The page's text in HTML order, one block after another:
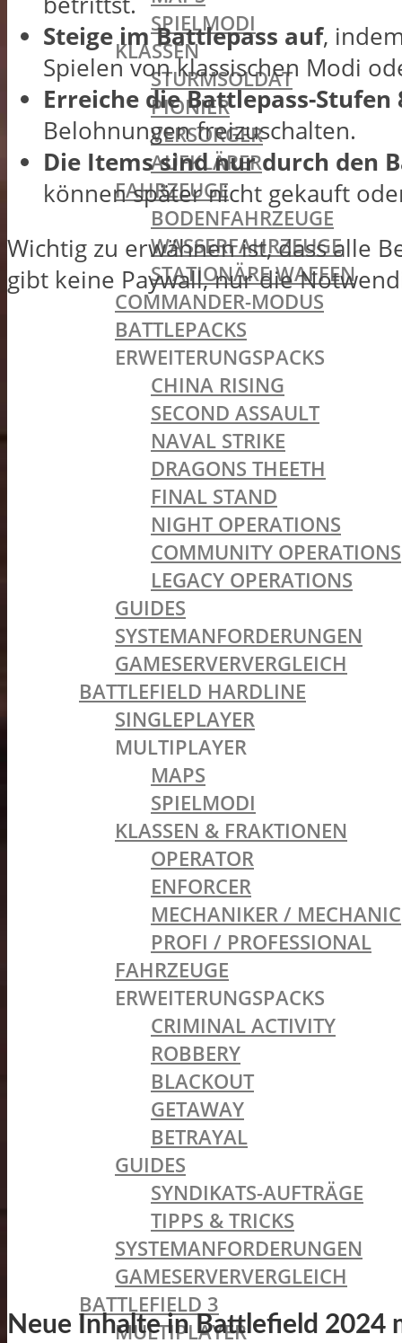
SPIELMODI
KLASSEN
STURMSOLDAT
PIONIER
VERSORGER
AUFKLÄRER
FAHRZEUGE
BODENFAHRZEUGE
WASSERFAHRZEUGE
STATIONÄRE WAFFEN
COMMANDER-MODUS
BATTLEPACKS
ERWEITERUNGSPACKS
CHINA RISING
SECOND ASSAULT
NAVAL STRIKE
DRAGONS THEETH
FINAL STAND
NIGHT OPERATIONS
COMMUNITY OPERATIONS
LEGACY OPERATIONS
GUIDES
SYSTEMANFORDERUNGEN
GAMESERVERVERGLEICH
BATTLEFIELD HARDLINE
SINGLEPLAYER
MULTIPLAYER
MAPS
SPIELMODI
KLASSEN & FRAKTIONEN
OPERATOR
ENFORCER
MECHANIKER / MECHANIC
PROFI / PROFESSIONAL
FAHRZEUGE
ERWEITERUNGSPACKS
CRIMINAL ACTIVITY
ROBBERY
BLACKOUT
GETAWAY
BETRAYAL
GUIDES
SYNDIKATS-AUFTRÄGE
TIPPS & TRICKS
SYSTEMANFORDERUNGEN
GAMESERVERVERGLEICH
BATTLEFIELD 3
MULTIPLAYER
Steige im Battlepass auf,
Spielen von klassischen Modi
Erreiche die Battlepass-Stufen
Belohnungen freizuschalten.
Die Items sind nur durch den
können später nicht gekauft
Wichtig zu erwähnen ist, dass alle
gibt keine Paywall, nur die
Neue Inhalte in Battlefield 2024